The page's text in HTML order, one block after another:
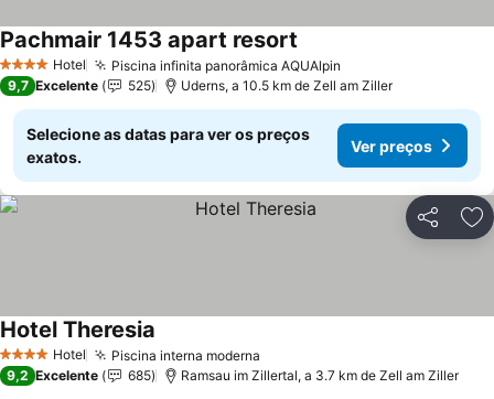
4 EstrelasHotel Piscina infinita panorâmica AQUAlpin
Pachmair 1453 apart resort
9,7 Excelente 525 Uderns, a 10.5 km de Zell am Ziller
Selecione as datas para ver os preços
exatos.
Ver preços
Partilhar
4 EstrelasHotel Piscina interna moderna
Hotel Theresia
9,2 Excelente 685 Ramsau im Zillertal, a 3.7 km de Zell am Ziller